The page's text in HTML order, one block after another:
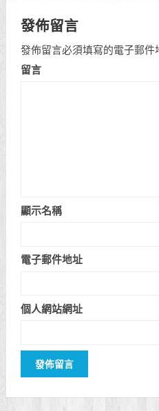
發佈留言
發佈留言必須填寫的電子郵件
留言
顯示名稱
電子郵件地址
個人網站網址